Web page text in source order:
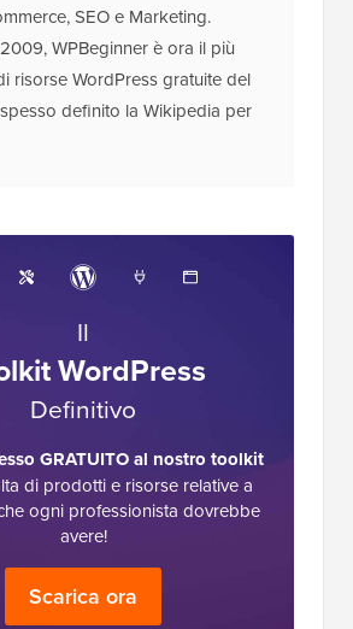
SEO e Marketing.
WPBeginner è ora il più
risorse WordPress gratuite del
definito la Wikipedia per
Il
WordPress
Definitivo
GRATUITO al nostro toolkit
di prodotti e risorse relative a
ogni professionista dovrebbe
avere!
Scarica ora